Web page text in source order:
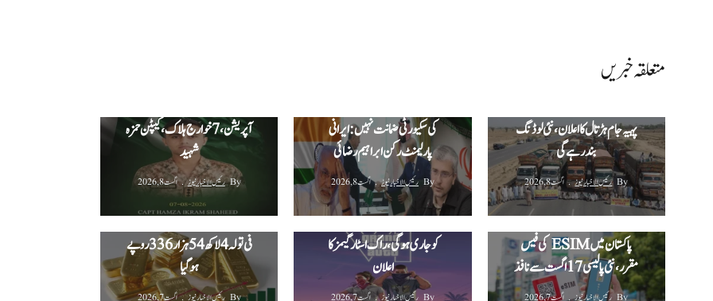
متعلقہ خبریں
پہیہ جام ہڑتال کا اعلان، نئی لوڈنگ
بند رہے گی
By رئیس الاخبار نیوز اگست 8, 2026
کی سکیورٹی ضمانت نہیں: ایرانی
پارلیمنٹ رکن ابراہیم رضائی
By رئیس الاخبار نیوز اگست 8, 2026
آپریشن، 7 خوارج ہلاک، کیپٹن حمزہ
شہید
By رئیس الاخبار نیوز اگست 8, 2026
پاکستان میں ESIM کی فیس
مقرر، نئی پالیسی 17 اگست سے نافذ
By رئیس الاخبار نیوز اگست 7, 2026
جی ٹی اے 6 کی نئی جھلک 27 اگست
کو جاری ہوگی، راک اسٹار گیمز کا
اعلان
By رئیس الاخبار نیوز اگست 7, 2026
پاکستان میں سونے کی قیمت میں
مسلسل تیسرے روز بھی بڑا اضافہ،
فی تولہ 4 لاکھ 54 ہزار 336 روپے
ہوگیا
By رئیس الاخبار نیوز اگست 7, 2026